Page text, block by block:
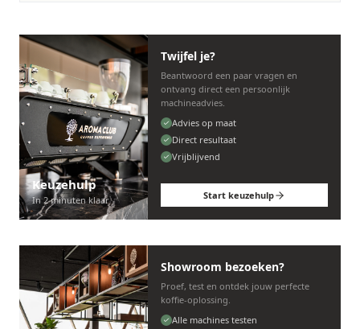
Keuzehulp
In 2 minuten klaar
Twijfel je?
Beantwoord een paar vragen en
ontvang direct een persoonlijk
machineadvies.
Advies op maat
Direct resultaat
Vrijblijvend
Start keuzehulp
Showroom bezoeken?
Proef, test en ontdek jouw perfecte
koffie-oplossing.
Alle machines testen